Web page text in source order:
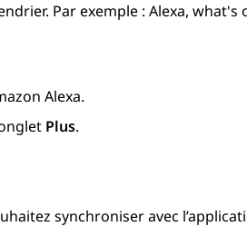
Par exemple : Alexa, what's
Alexa.
Plus.
synchroniser avec